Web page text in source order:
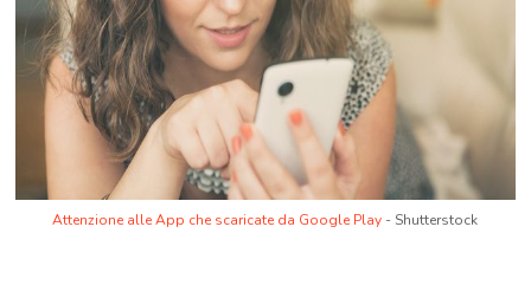
Attenzione alle App che scaricate da Google Play - Shutterstock